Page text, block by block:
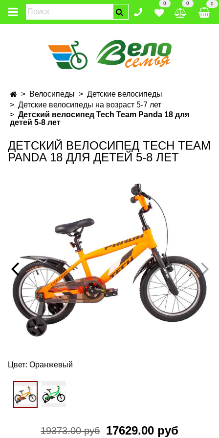
0 0 0
Велосипеды
Детские велосипеды
Детские велосипеды на возраст 5-7 лет
Детский велосипед Tech Team Panda 18 для
детей 5-8 лет
ДЕТСКИЙ ВЕЛОСИПЕД TECH TEAM
PANDA 18 ДЛЯ ДЕТЕЙ 5-8 ЛЕТ
Цвет: Оранжевый
19373.00 руб 17629.00 руб